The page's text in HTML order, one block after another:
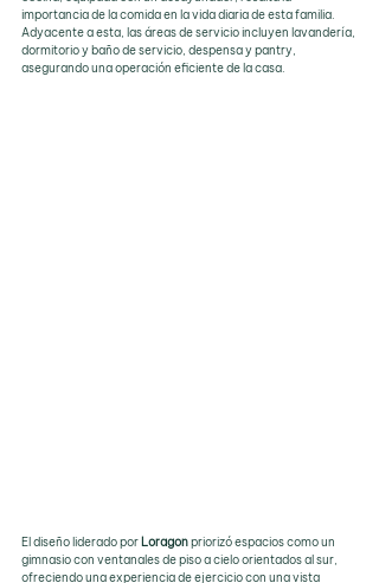
importancia de la comida en la vida diaria de esta familia.
Adyacente a esta, las áreas de servicio incluyen lavandería,
dormitorio y baño de servicio, despensa y pantry,
asegurando una operación eficiente de la casa.
El diseño liderado por Loragon priorizó espacios como un
gimnasio con ventanales de piso a cielo orientados al sur,
ofreciendo una experiencia de ejercicio con una vista